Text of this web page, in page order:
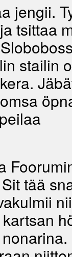
jengii.
tsittaa
stailin
tää